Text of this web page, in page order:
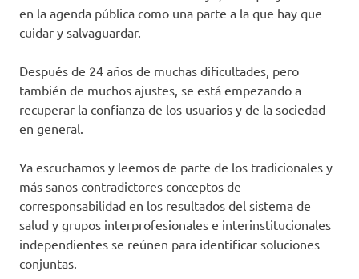
en la agenda pública como una parte a la que hay que
cuidar y salvaguardar.
Después de 24 años de muchas dificultades, pero
también de muchos ajustes, se está empezando a
recuperar la confianza de los usuarios y de la sociedad
en general.
Ya escuchamos y leemos de parte de los tradicionales y
más sanos contradictores conceptos de
corresponsabilidad en los resultados del sistema de
salud y grupos interprofesionales e interinstitucionales
independientes se reúnen para identificar soluciones
conjuntas.